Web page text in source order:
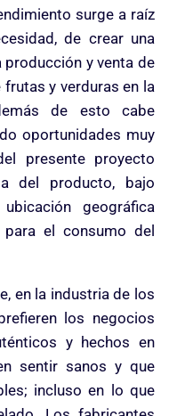
surge a raíz
de crear una
producción y venta de
y verduras en la
de esto cabe
oportunidades muy
presente proyecto
del producto, bajo
geográfica
el consumo del
en la industria de los
los negocios
y hechos en
sentir sanos y que
incluso en lo que